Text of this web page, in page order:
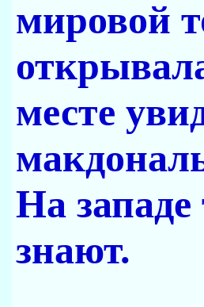
мировой
месте
На
знают.